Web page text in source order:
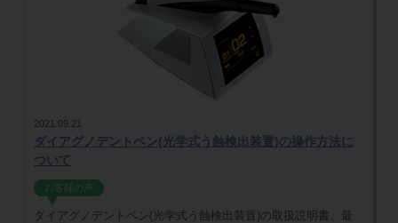
2021.09.21
ダイアグノデントペン(光学式う蝕検出装置)の操作方法に
ついて
お客様の声
ダイアグノデントペン(光学式う蝕検出装置)の取扱説明書、最